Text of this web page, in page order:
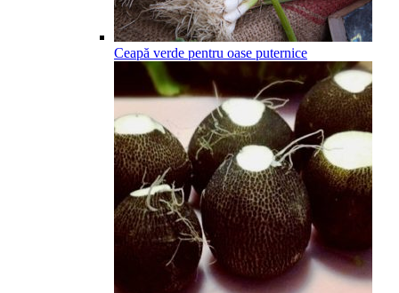
Ceapă verde pentru oase puternice